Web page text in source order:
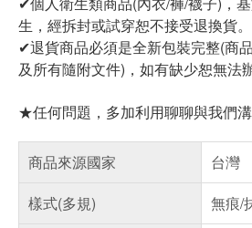
生，經拆封或試穿恕不接受退換貨。
✔退貨商品必須是全新包裝完整(商
及所有隨附文件)，如有缺少恕無法
★任何問題，多加利用聊聊與我們
商品來源國家
台灣
樣式(多規)
無痕/